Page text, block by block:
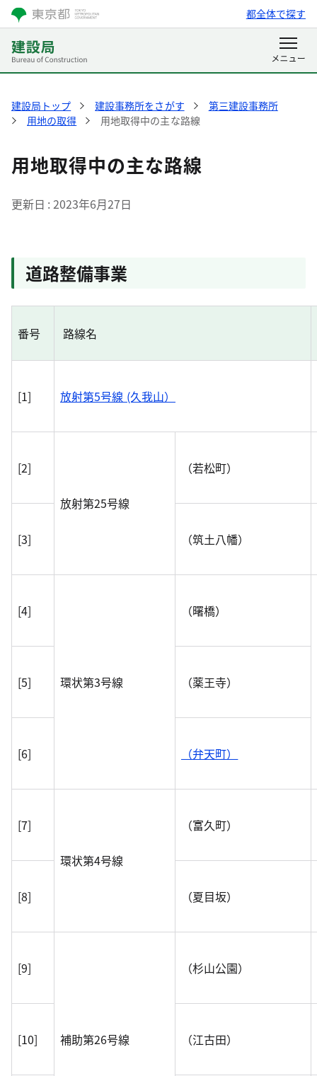
都全体で探す
建設局トップ 建設事務所をさがす
第三建設事務所
用地の取得
用地取得中の主な路線
用地取得中の主な路線
更新日 2023年6月27日
道路整備事業
番号 路線名
[1] 放射第5号線 (久我山）
[2]
放射第25号線
（若松町）
[3] （筑土八幡）
[4]
環状第3号線
（曙橋）
[5] （薬王寺）
[6] （弁天町）
[7]
環状第4号線
（富久町）
[8] （夏目坂）
[9]
補助第26号線
（杉山公園）
[10] （江古田）